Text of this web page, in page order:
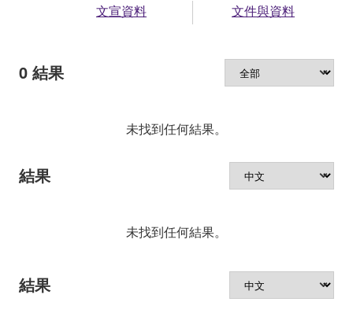
文宣資料 文件與資料
0 結果
未找到任何結果。
結果
未找到任何結果。
結果